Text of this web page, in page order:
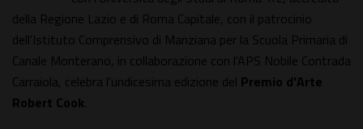
della Regione Lazio e di Roma Capitale, con il patrocinio
dell'Istituto Comprensivo di Manziana per la Scuola Primaria di
Canale Monterano, in collaborazione con l'APS Nobile Contrada
Carraiola, celebra l'undicesima edizione del Premio d'Arte
Robert Cook.